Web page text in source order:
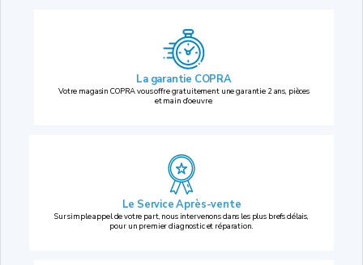
La garantie COPRA
Votre magasin COPRA vous offre gratuitement une garantie 2 ans, pièces
et main d’oeuvre.
Le Service Après-vente
Sur simple appel de votre part, nous intervenons dans les plus brefs délais,
pour un premier diagnostic et réparation.